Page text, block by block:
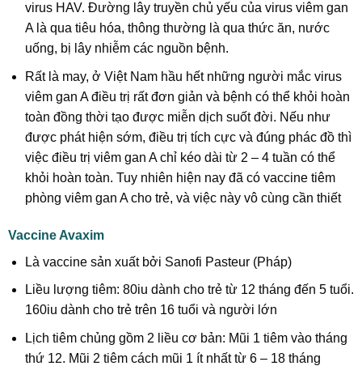
virus HAV. Đường lây truyền chủ yếu của virus viêm gan
A là qua tiêu hóa, thông thường là qua thức ăn, nước
uống, bị lây nhiễm các nguồn bệnh.
Rất là may, ở Việt Nam hầu hết những người mắc virus
viêm gan A điều trị rất đơn giản và bệnh có thể khỏi hoàn
toàn đồng thời tạo được miễn dịch suốt đời. Nếu như
được phát hiện sớm, điều trị tích cực và đúng phác đồ thì
việc điều trị viêm gan A chỉ kéo dài từ 2 – 4 tuần có thể
khỏi hoàn toàn. Tuy nhiên hiện nay đã có vaccine tiêm
phòng viêm gan A cho trẻ, và việc này vô cùng cần thiết
Vaccine Avaxim
Là vaccine sản xuất bởi Sanofi Pasteur (Pháp)
Liều lượng tiêm: 80iu dành cho trẻ từ 12 tháng đến 5 tuổi.
160iu dành cho trẻ trên 16 tuổi và người lớn
Lịch tiêm chủng gồm 2 liều cơ bản: Mũi 1 tiêm vào tháng
thứ 12. Mũi 2 tiêm cách mũi 1 ít nhất từ 6 – 18 tháng